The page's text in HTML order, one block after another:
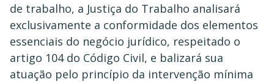
de trabalho, a Justiça do Trabalho analisará
exclusivamente a conformidade dos elementos
essenciais do negócio jurídico, respeitado o
artigo 104 do Código Civil, e balizará sua
atuação pelo princípio da intervenção mínima